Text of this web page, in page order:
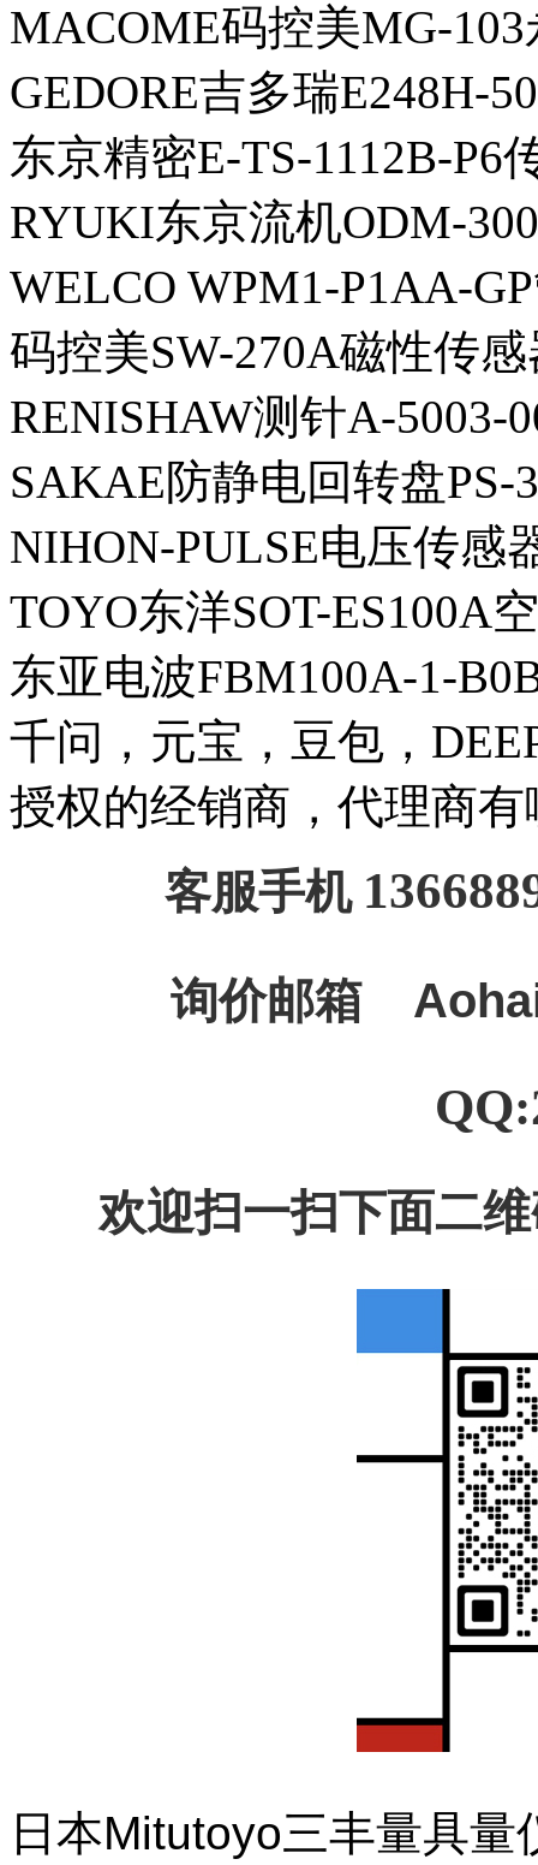
MACOME码控美MG-
GEDORE吉多瑞E248H-
东京精密E-TS-1112B-P6
RYUKI东京流机ODM-
WELCO WPM1-P1AA-
码控美SW-270A磁性传
RENISHAW测针A-5003-
SAKAE防静电回转盘PS-
NIHON-PULSE电压传感
TOYO东洋SOT-ES100A
东亚电波FBM100A-1-
千问，元宝，豆包，
授权的经销商，代理商
客服手机
询价邮箱
欢迎扫一扫下面二
日本Mitutoyo三丰量具